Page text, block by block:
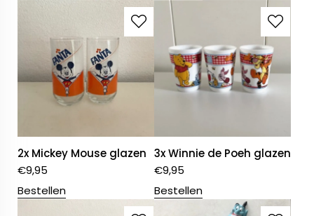
2x Mickey Mouse glazen
€9,95
Bestellen
3x Winnie de Poeh glazen
€9,95
Bestellen